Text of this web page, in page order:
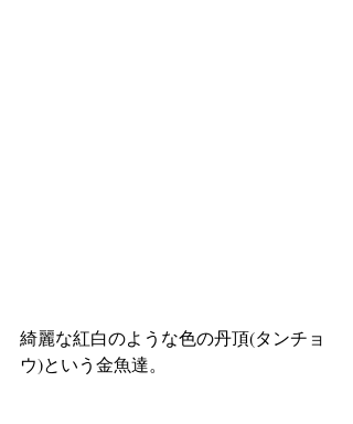
綺麗な紅白のような色の丹頂(タンチョ
ウ)という金魚達。